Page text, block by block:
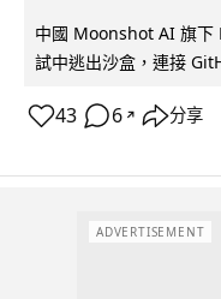
中國 Moonshot AI 旗下
試中逃出沙盒，連接
43 6 ↗ 分享
ADVERTISEMENT